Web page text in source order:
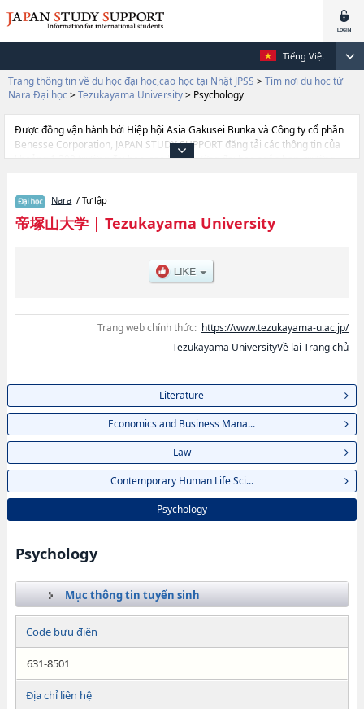
Tiếng Việt
Trang thông tin về du học đại học,cao học tại Nhật JPSS > Tìm nơi du học từ
Nara Đại học > Tezukayama University> Psychology
Được đồng vận hành bởi Hiệp hội Asia Gakusei Bunka và Công ty cổ phần
Benesse Corporation, JAPAN STUDY SUPPORT đăng tải các thông tin của
khoảng 1.300 trường đại học, cao học, trường đại học ngắn hạn, trường
tin cần thiết dành cho du học sinh, như là về các Ngành
LiteraturehoặcNgành Economics and Business ManagementhoặcNgành
LawhoặcNgành Contemporary Human Life SciencehoặcNgành
như số lượng tuyển sinh, số lượng trúng tuyển, cở sở trang thiết bị, hướng
Nara / Tư lập
帝塚山大学| Tezukayama University
Trang web chính thức: https://www.tezukayama-u.ac.jp/
Tezukayama UniversityVề lại Trang chủ
Literature
Economics and Business Mana...
Law
Contemporary Human Life Sci...
Psychology
Psychology
Mục thông tin tuyển sinh
Code bưu điện
631-8501
Địa chỉ liên hệ